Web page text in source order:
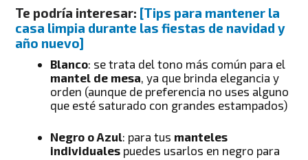
Te podría interesar: [Tips para mantener la
casa limpia durante las fiestas de navidad y
año nuevo]
Blanco: se trata del tono más común para el
mantel de mesa, ya que brinda elegancia y
orden (aunque de preferencia no uses alguno
que esté saturado con grandes estampados)
Negro o Azul: para tus manteles
individuales puedes usarlos en negro para